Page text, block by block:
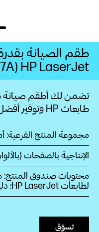
طابعات HP وتوفير أفضل جودة ممكنة للعملاء.
مجموعة المنتج الفرعية:
الإنتاجية بالصفحات (بالألوان): 225000‏
لطابعات HP LaserJet‏؛ دليل التركيب؛ دليل إعادة تدوير LLC‏
تسوّق
HP LaserJet‏ (F2G77A)